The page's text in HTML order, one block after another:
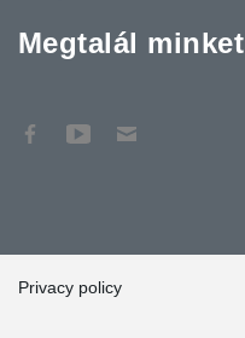
Megtalál minket
Privacy policy